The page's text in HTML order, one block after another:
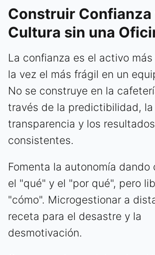
Construir Confianza
Cultura sin una
La confianza es el activo más
la vez el más frágil en un
No se construye en la
través de la predictibilidad, la
transparencia y los resultados
consistentes.
Fomenta la autonomía dando
el "qué" y el "por qué", pero
"cómo". Microgestionar a
receta para el desastre y la
desmotivación.